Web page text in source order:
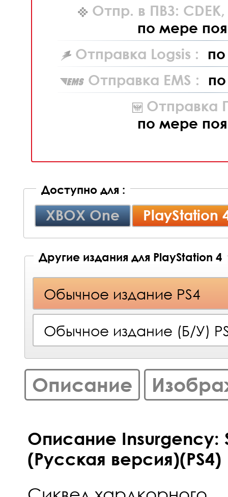
Отпр. в ПВЗ: CDEK,
по мере
Отправка Logsis :
Отправка EMS :
Отправка
по мере
Доступно для :
XBOX One PlayStation
Другие издания для PlayStation 4
Обычное издание PS4
Обычное издание (Б/У)
Описание
Описание Insurgency:
(Русская версия)(PS4)